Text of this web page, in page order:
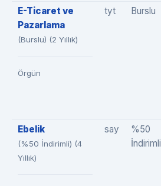
E-Ticaret ve
Pazarlama
(Burslu) (2 Yıllık)
Örgün
tyt Burslu
Ebelik
(%50 İndirimli) (4
Yıllık)
say
%50
İndirimli